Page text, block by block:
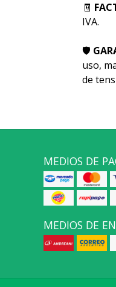
🧾
IVA.
🛡
uso,
de
MEDIOS DE
MEDIOS DE